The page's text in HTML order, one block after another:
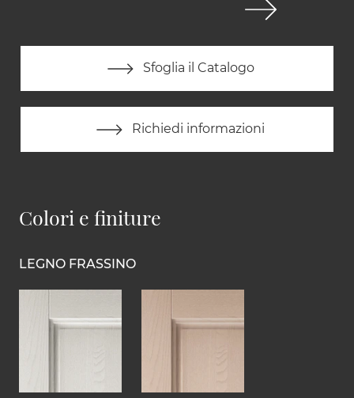
Sfoglia il Catalogo
Richiedi informazioni
Colori e finiture
LEGNO FRASSINO